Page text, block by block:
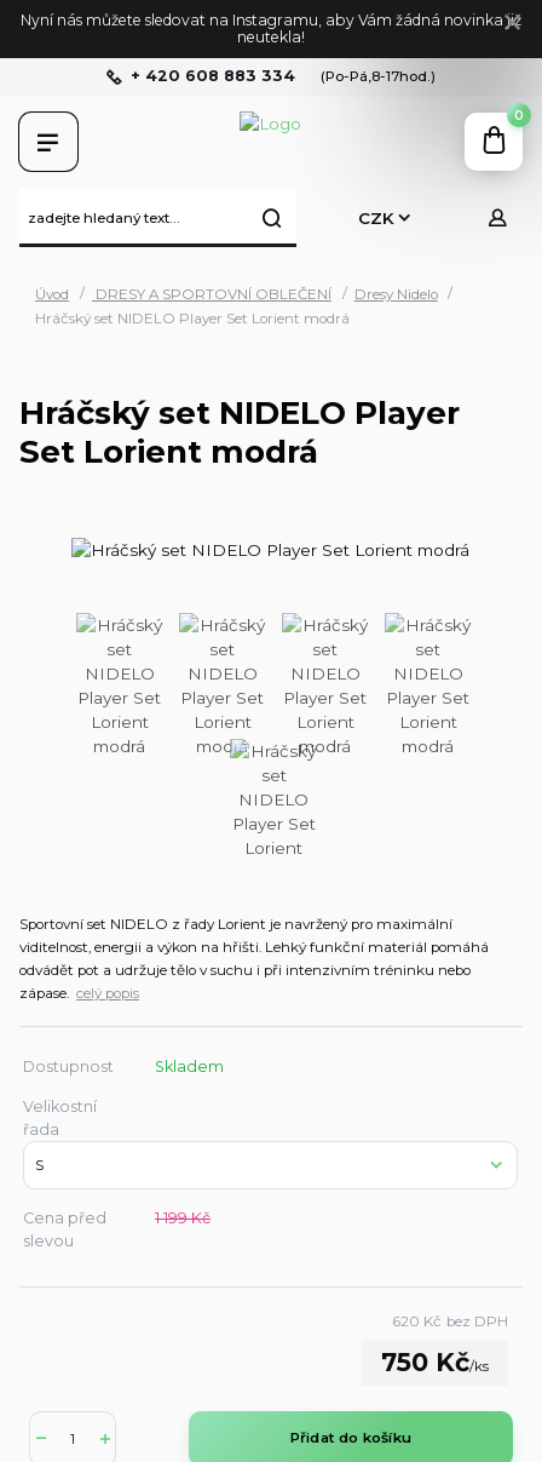
Nyní nás můžete sledovat na Instagramu, aby Vám žádná novinka již
neutekla!
CZK
+ 420 608 883 334 (Po-Pá,8-17hod.)
0
Úvod DRESY A SPORTOVNÍ OBLEČENÍ
Dresy Nidelo
Hráčský set NIDELO Player Set Lorient modrá
Hráčský set NIDELO Player
Set Lorient modrá
Sportovní set NIDELO z řady Lorient je navržený pro maximální
viditelnost, energii a výkon na hřišti. Lehký funkční materiál pomáhá
odvádět pot a udržuje tělo v suchu i při intenzivním tréninku nebo
zápase. celý popis
Dostupnost Skladem
Velikostní
řada
Cena před
slevou
1 199 Kč
750 Kč/ks
620 Kč bez DPH
Přidat do košíku